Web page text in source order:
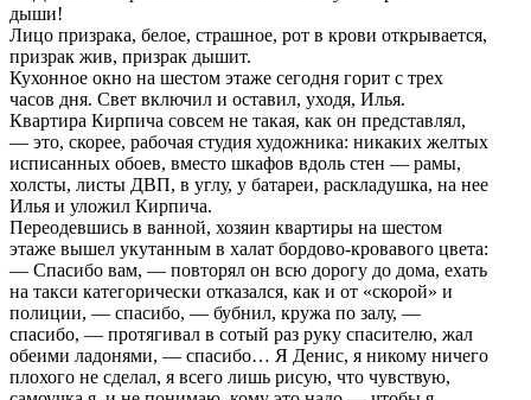
дыши!
Лицо призрака, белое, страшное, рот в крови открывается,
призрак жив, призрак дышит.
Кухонное окно на шестом этаже сегодня горит с трех
часов дня. Свет включил и оставил, уходя, Илья.
Квартира Кирпича совсем не такая, как он представлял,
— это, скорее, рабочая студия художника: никаких желтых
исписанных обоев, вместо шкафов вдоль стен — рамы,
холсты, листы ДВП, в углу, у батареи, раскладушка, на нее
Илья и уложил Кирпича.
Переодевшись в ванной, хозяин квартиры на шестом
этаже вышел укутанным в халат бордово-кровавого цвета:
— Спасибо вам, — повторял он всю дорогу до дома, ехать
на такси категорически отказался, как и от «скорой» и
полиции, — спасибо, — бубнил, кружа по залу, —
спасибо, — протягивал в сотый раз руку спасителю, жал
обеими ладонями, — спасибо… Я Денис, я никому ничего
плохого не сделал, я всего лишь рисую, что чувствую,